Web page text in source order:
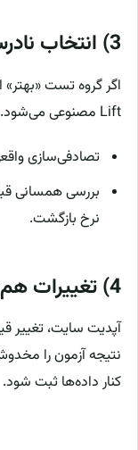
3) انتخاب نادرست مخاطب (selection bias)
اگر گروه تست «بهتر»
Lift مصنوعی می‌شود. راهکار:
تصادفی‌سازی
بررسی همسانی
نرخ بازگشت.
4) تغییرات هم‌زمان در محصول/قیمت
آپدیت سایت، تغییر
نتیجه آزمون را
کنار داده‌ها ثبت شود.